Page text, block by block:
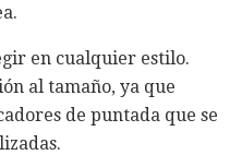
en cualquier estilo.
al tamaño, ya que
de puntada que se